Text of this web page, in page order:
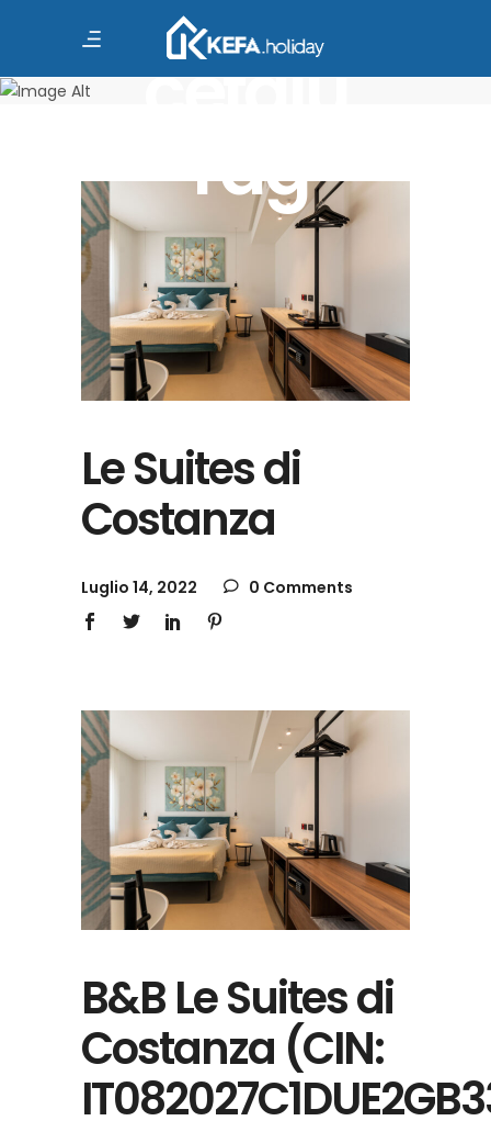
cefalù
Tag
Le Suites di
Costanza
Luglio 14, 2022 0 Comments
B&B Le Suites di
Costanza (CIN: